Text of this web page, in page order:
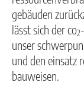
gebäuden
lässt sich der co2
unser
und den einsatz
bauweisen.